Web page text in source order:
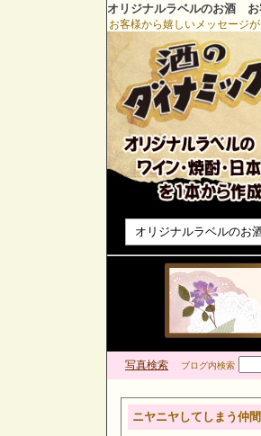
オリジナルラベルのお酒 お
お客様から嬉しいメッセージ
オリジナルラベルのお
写真検索 ブログ内検索
ニヤニヤしてしまう仲